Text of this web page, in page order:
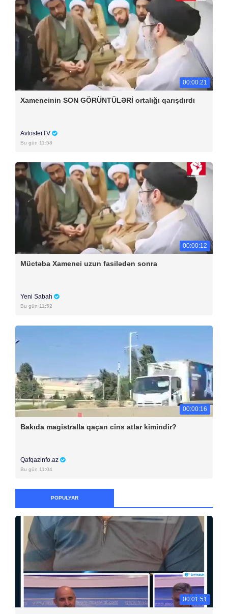
00:00:21
Xameneinin SON GÖRÜNTÜLƏRİ ortalığı qarışdırdı
AvtosferTV
Bu gün 11:58
00:00:12
Müctəba Xamenei uzun fasilədən sonra
Yeni Sabah
Bu gün 11:52
00:00:16
Bakıda magistralla qaçan cins atlar kimindir?
Qafqazinfo.az
Bu gün 11:04
POPULYAR
00:01:51